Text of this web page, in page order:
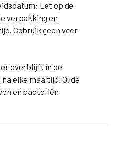
Let op de
verpakking en
Gebruik geen voer
overblijft in de
elke maaltijd. Oude
en bacteriën